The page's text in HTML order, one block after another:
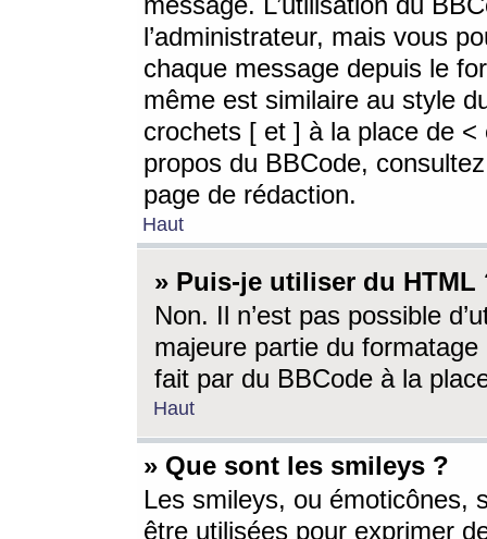
l’administrateur, mais vous
chaque message depuis le
même est similaire au style
crochets [ et ] à la place de <
propos du BBCode,
page de rédaction.
Haut
» Puis-je utiliser du HTML
Non. Il n’est pas possible
majeure partie du
fait par du BBCode à la
Haut
» Que sont les smileys ?
Les smileys, ou émoticônes,
être utilisées pour exprimer